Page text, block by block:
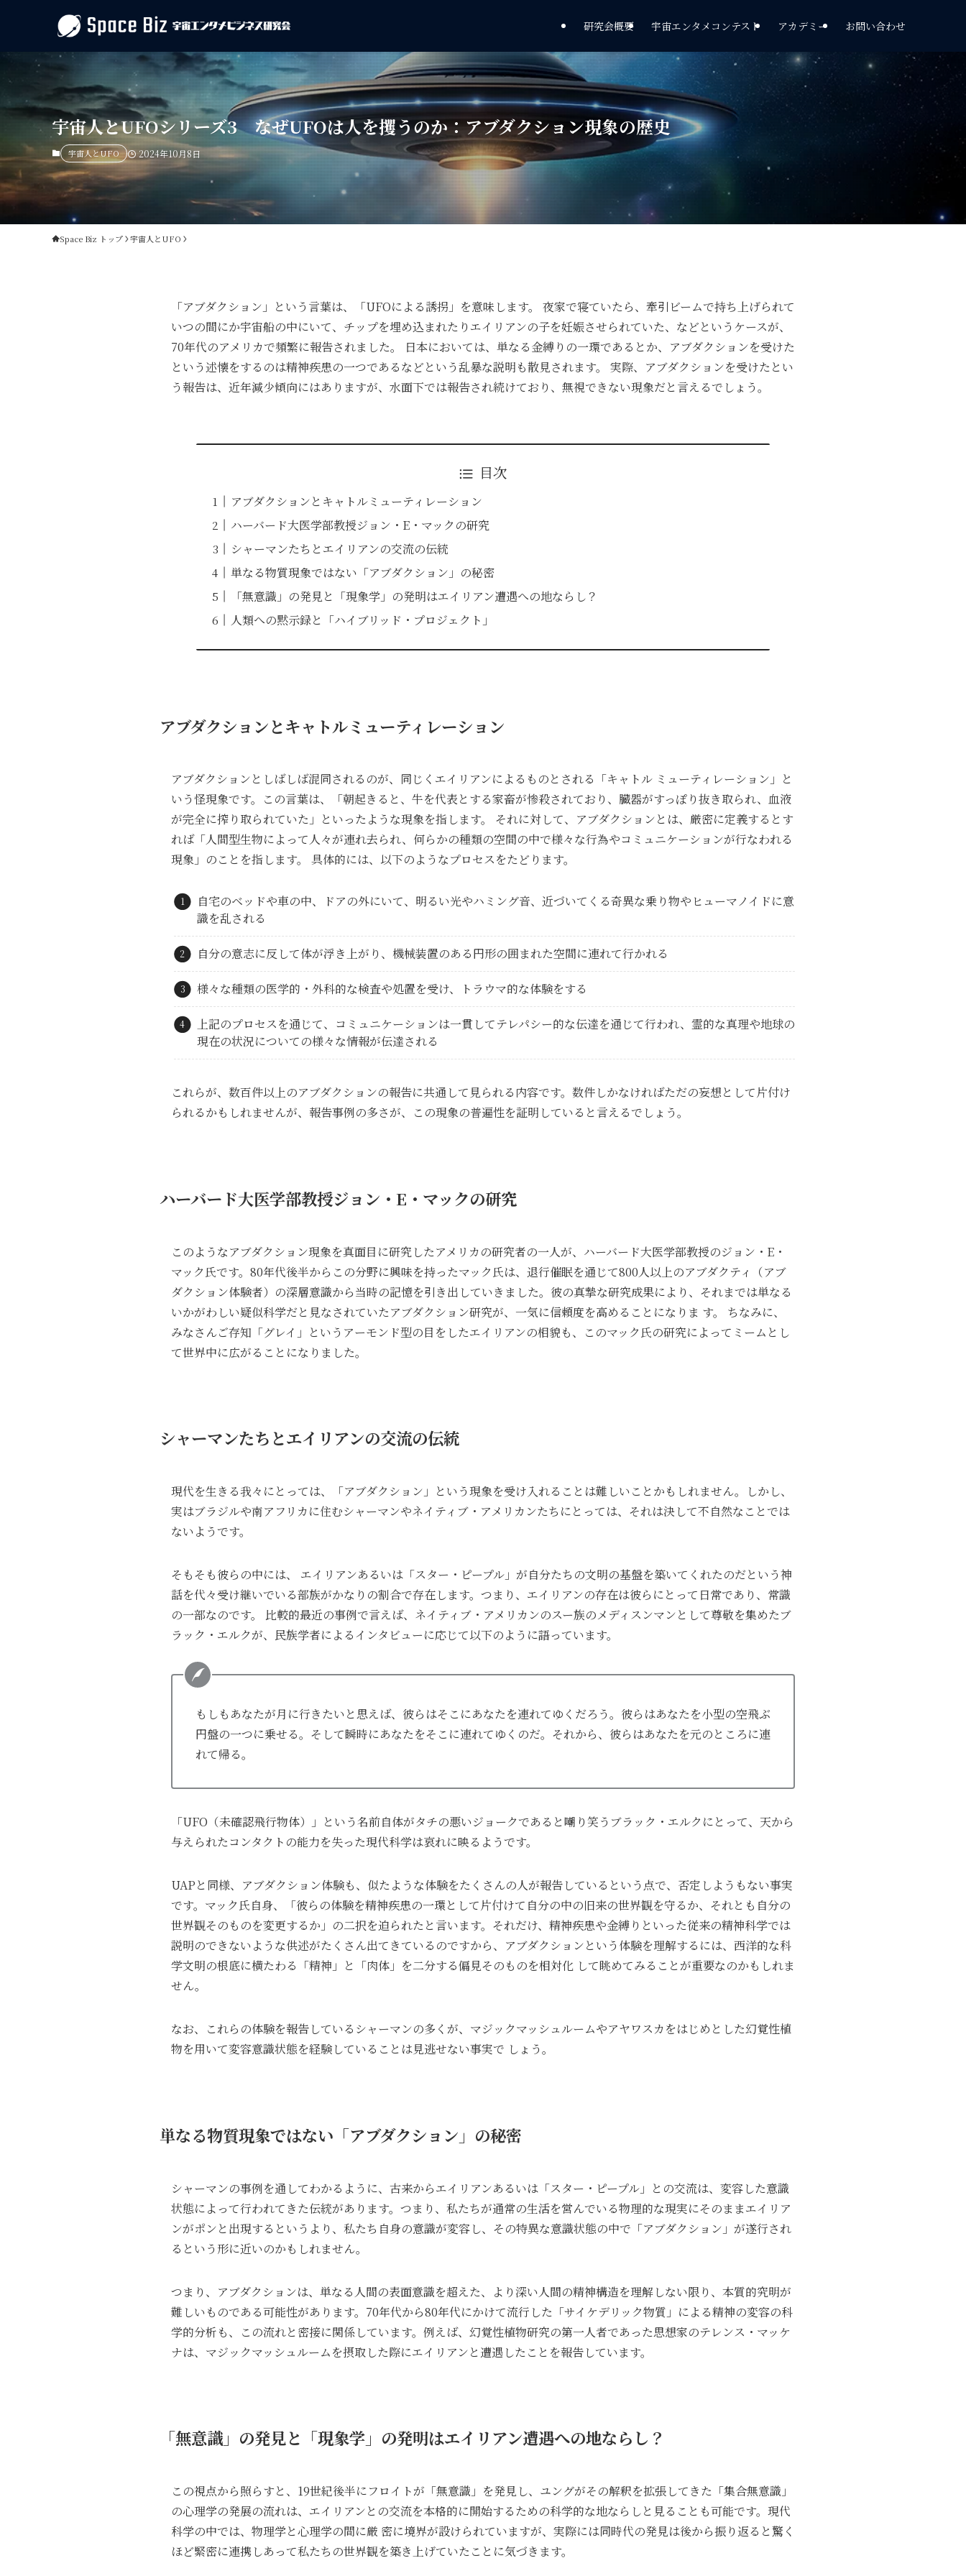
研究会概要 宇宙エンタメコンテスト アカデミー お問い合わせ
宇宙人とUFOシリーズ3 なぜUFOは人を攫うのか：アブダクション現象の歴史
宇宙人とUFO 2024年10月8日
Space Biz トップ 宇宙人とUFO
「アブダクション」という言葉は、「UFOによる誘拐」を意味します。 夜家で寝ていたら、牽引ビームで持ち上げられて
いつの間にか宇宙船の中にいて、チップを埋め込まれたりエイリアンの子を妊娠させられていた、などというケースが、
70年代のアメリカで頻繁に報告されました。 日本においては、単なる金縛りの一環であるとか、アブダクションを受けた
という述懐をするのは精神疾患の一つであるなどという乱暴な説明も散見されます。 実際、アブダクションを受けたとい
う報告は、近年減少傾向にはありますが、水面下では報告され続けており、無視できない現象だと言えるでしょう。
目次
アブダクションとキャトルミューティレーション
ハーバード大医学部教授ジョン・E・マックの研究
シャーマンたちとエイリアンの交流の伝統
単なる物質現象ではない「アブダクション」の秘密
「無意識」の発見と「現象学」の発明はエイリアン遭遇への地ならし？
人類への黙示録と「ハイブリッド・プロジェクト」
アブダクションとキャトルミューティレーション
アブダクションとしばしば混同されるのが、同じくエイリアンによるものとされる「キャトル ミューティレーション」と
いう怪現象です。この言葉は、「朝起きると、牛を代表とする家畜が惨殺されており、臓器がすっぽり抜き取られ、血液
が完全に搾り取られていた」といったような現象を指します。 それに対して、アブダクションとは、厳密に定義するとす
れば「人間型生物によって人々が連れ去られ、何らかの種類の空間の中で様々な行為やコミュニケーションが行なわれる
現象」のことを指します。 具体的には、以下のようなプロセスをたどります。
自宅のベッドや車の中、ドアの外にいて、明るい光やハミング音、近づいてくる奇異な乗り物やヒューマノイドに意
識を乱される
自分の意志に反して体が浮き上がり、機械装置のある円形の囲まれた空間に連れて行かれる
様々な種類の医学的・外科的な検査や処置を受け、トラウマ的な体験をする
上記のプロセスを通じて、コミュニケーションは一貫してテレパシー的な伝達を通じて行われ、霊的な真理や地球の
現在の状況についての様々な情報が伝達される
これらが、数百件以上のアブダクションの報告に共通して見られる内容です。数件しかなければただの妄想として片付け
られるかもしれませんが、報告事例の多さが、この現象の普遍性を証明していると言えるでしょう。
ハーバード大医学部教授ジョン・E・マックの研究
このようなアブダクション現象を真面目に研究したアメリカの研究者の一人が、ハーバード大医学部教授のジョン・E・
マック氏です。80年代後半からこの分野に興味を持ったマック氏は、退行催眠を通じて800人以上のアブダクティ（アブ
ダクション体験者）の深層意識から当時の記憶を引き出していきました。彼の真摯な研究成果により、それまでは単なる
いかがわしい疑似科学だと見なされていたアブダクション研究が、一気に信頼度を高めることになりま す。 ちなみに、
みなさんご存知「グレイ」というアーモンド型の目をしたエイリアンの相貌も、このマック氏の研究によってミームとし
て世界中に広がることになりました。
シャーマンたちとエイリアンの交流の伝統
現代を生きる我々にとっては、「アブダクション」という現象を受け入れることは難しいことかもしれません。しかし、
実はブラジルや南アフリカに住むシャーマンやネイティブ・アメリカンたちにとっては、それは決して不自然なことでは
ないようです。
そもそも彼らの中には、 エイリアンあるいは「スター・ピープル」が自分たちの文明の基盤を築いてくれたのだという神
話を代々受け継いでいる部族がかなりの割合で存在します。つまり、エイリアンの存在は彼らにとって日常であり、常識
の一部なのです。 比較的最近の事例で言えば、ネイティブ・アメリカンのスー族のメディスンマンとして尊敬を集めたブ
ラック・エルクが、民族学者によるインタビューに応じて以下のように語っています。
もしもあなたが月に行きたいと思えば、彼らはそこにあなたを連れてゆくだろう。彼らはあなたを小型の空飛ぶ
円盤の一つに乗せる。そして瞬時にあなたをそこに連れてゆくのだ。それから、彼らはあなたを元のところに連
れて帰る。
「UFO（未確認飛行物体）」という名前自体がタチの悪いジョークであると嘲り笑うブラック・エルクにとって、天から
与えられたコンタクトの能力を失った現代科学は哀れに映るようです。
UAPと同様、アブダクション体験も、似たような体験をたくさんの人が報告しているという点で、否定しようもない事実
です。マック氏自身、「彼らの体験を精神疾患の一環として片付けて自分の中の旧来の世界観を守るか、それとも自分の
世界観そのものを変更するか」の二択を迫られたと言います。それだけ、精神疾患や金縛りといった従来の精神科学では
説明のできないような供述がたくさん出てきているのですから、アブダクションという体験を理解するには、西洋的な科
学文明の根底に横たわる「精神」と「肉体」を二分する偏見そのものを相対化 して眺めてみることが重要なのかもしれま
せん。
なお、これらの体験を報告しているシャーマンの多くが、マジックマッシュルームやアヤワスカをはじめとした幻覚性植
物を用いて変容意識状態を経験していることは見逃せない事実で しょう。
単なる物質現象ではない「アブダクション」の秘密
シャーマンの事例を通してわかるように、古来からエイリアンあるいは「スター・ピープル」との交流は、変容した意識
状態によって行われてきた伝統があります。つまり、私たちが通常の生活を営んでいる物理的な現実にそのままエイリア
ンがポンと出現するというより、私たち自身の意識が変容し、その特異な意識状態の中で「アブダクション」が遂行され
るという形に近いのかもしれません。
つまり、アブダクションは、単なる人間の表面意識を超えた、より深い人間の精神構造を理解しない限り、本質的究明が
難しいものである可能性があります。70年代から80年代にかけて流行した「サイケデリック物質」による精神の変容の科
学的分析も、この流れと密接に関係しています。例えば、幻覚性植物研究の第一人者であった思想家のテレンス・マッケ
ナは、マジックマッシュルームを摂取した際にエイリアンと遭遇したことを報告しています。
「無意識」の発見と「現象学」の発明はエイリアン遭遇への地ならし？
この視点から照らすと、19世紀後半にフロイトが「無意識」を発見し、ユングがその解釈を拡張してきた「集合無意識」
の心理学の発展の流れは、エイリアンとの交流を本格的に開始するための科学的な地ならしと見ることも可能です。現代
科学の中では、物理学と心理学の間に厳 密に境界が設けられていますが、実際には同時代の発見は後から振り返ると驚く
ほど緊密に連携しあって私たちの世界観を築き上げていたことに気づきます。